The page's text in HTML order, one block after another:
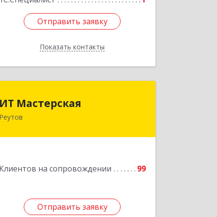
Отправить заявку
Показать контакты
Отправить заявку
Назад
ИТ Мастерская
Реутов
Клиентов на сопровождении 99
Отправить заявку
Отправить заявку